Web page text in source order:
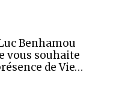
Benhamou
vous souhaite
de Vie…